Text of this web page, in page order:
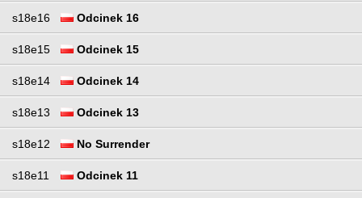
s18e16 Odcinek 16
s18e15 Odcinek 15
s18e14 Odcinek 14
s18e13 Odcinek 13
s18e12 No Surrender
s18e11 Odcinek 11